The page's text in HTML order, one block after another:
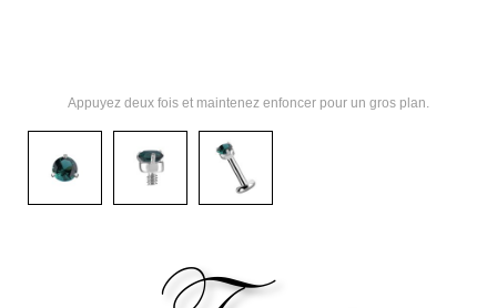
Appuyez deux fois et maintenez enfoncer pour un gros plan.